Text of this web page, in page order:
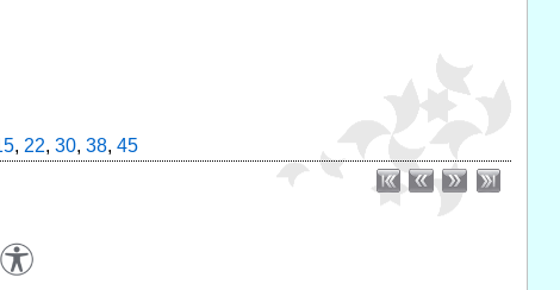
, 22, 30, 38, 45